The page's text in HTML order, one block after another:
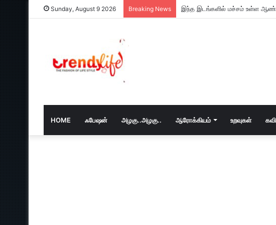
Sunday, August 9 2026 Breaking News இந்த இடங்களில் மச்சம் உள்ள
HOME ஃபேஷன் அழகு..அழகு.. ஆரோக்கியம் உறவுகள்